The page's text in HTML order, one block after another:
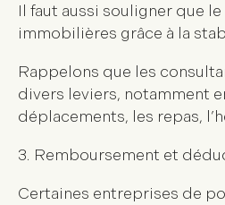
Il faut aussi souligner que
immobilières grâce à la
Rappelons que les
divers leviers, notamment
déplacements, les repas,
3. Remboursement et
Certaines entreprises de